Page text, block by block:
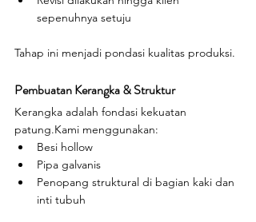
sepenuhnya setuju
Tahap ini menjadi pondasi kualitas produksi.
Pembuatan Kerangka & Struktur
Kerangka adalah fondasi kekuatan
patung.Kami menggunakan:
Besi hollow
Pipa galvanis
Penopang struktural di bagian kaki dan
inti tubuh